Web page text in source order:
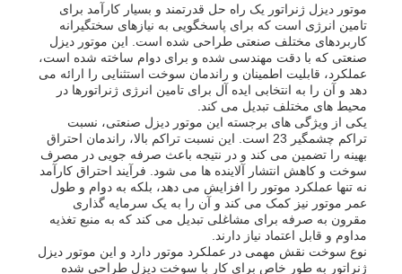
موتور دیزل ژنراتور یک راه حل قدرتمند و بسیار کارآمد برای
تامین انرژی است که برای پاسخگویی به نیازهای سختگیرانه
کاربردهای مختلف صنعتی طراحی شده است. این موتور دیزل
صنعتی که با دقت مهندسی شده و برای دوام ساخته شده است،
عملکرد، قابلیت اطمینان و راندمان سوخت استثنایی را ارائه می
دهد و آن را به انتخابی ایده آل برای تامین انرژی ژنراتورها در
محیط های مختلف تبدیل می کند.
یکی از ویژگی های برجسته این موتور دیزل صنعتی، نسبت
تراکم چشمگیر 23 است. این نسبت تراکم بالا، راندمان احتراق
بهینه را تضمین می کند و در نتیجه باعث صرفه جویی در مصرف
سوخت و کاهش انتشار آلاینده ها می شود. فرآیند احتراق کارآمد
نه تنها عملکرد موتور را افزایش می دهد، بلکه به دوام و طول
عمر موتور نیز کمک می کند و آن را به یک سرمایه گذاری
مقرون به صرفه برای مشاغلی تبدیل می کند که به منبع تغذیه
مداوم و قابل اعتماد نیاز دارند.
نوع سوخت نقش مهمی در عملکرد موتور دارد و این موتور دیزل
ژنراتور به طور خاص برای کار با سوخت دیزل طراحی شده